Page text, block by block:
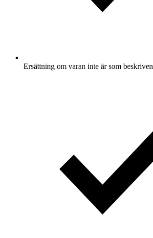
Ersättning om varan inte är som beskriven